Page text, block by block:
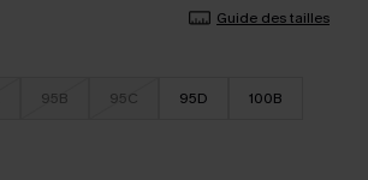
Guide des tailles
95B 95C 95D 100B